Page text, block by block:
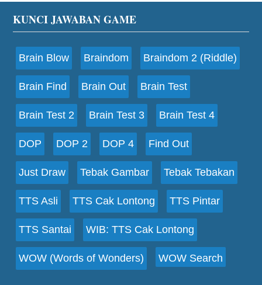
Footer
KUNCI JAWABAN GAME
Brain Blow Braindom Braindom 2 (Riddle)
Brain Find Brain Out Brain Test
Brain Test 2 Brain Test 3 Brain Test 4
DOP DOP 2 DOP 4 Find Out
Just Draw Tebak Gambar Tebak Tebakan
TTS Asli TTS Cak Lontong TTS Pintar
TTS Santai WIB: TTS Cak Lontong
WOW (Words of Wonders) WOW Search